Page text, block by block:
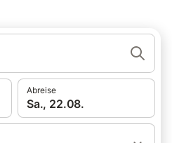
Abreise
Sa., 22.08.